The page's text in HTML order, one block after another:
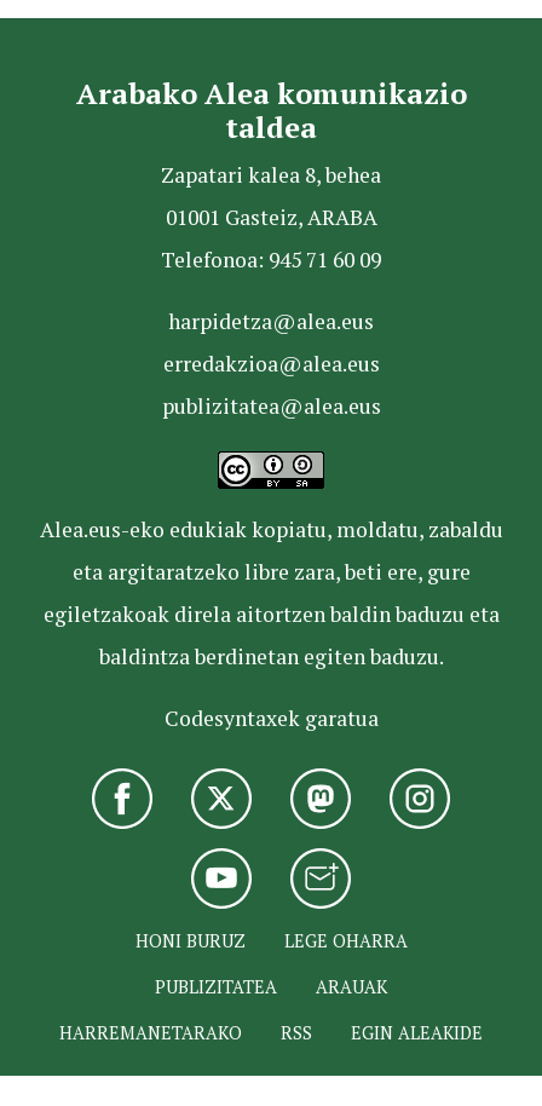
Arabako Alea komunikazio
taldea
Zapatari kalea 8, behea
01001 Gasteiz, ARABA
Telefonoa: 945 71 60 09
harpidetza@alea.eus
erredakzioa@alea.eus
publizitatea@alea.eus
Alea.eus-eko edukiak kopiatu, moldatu, zabaldu
eta argitaratzeko libre zara, beti ere, gure
egiletzakoak direla aitortzen baldin baduzu eta
baldintza berdinetan egiten baduzu.
Codesyntaxek garatua
HONI BURUZ
LEGE OHARRA
PUBLIZITATEA
ARAUAK
HARREMANETARAKO
RSS EGIN ALEAKIDE